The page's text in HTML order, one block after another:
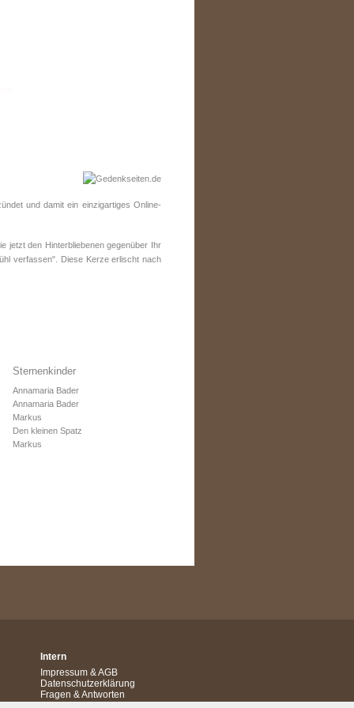
und damit ein einzigartiges Online-
jetzt den Hinterbliebenen gegenüber Ihr
verfassen". Diese Kerze erlischt nach
Sternenkinder
Annamaria Bader
Annamaria Bader
Markus
Den kleinen Spatz
Markus
Intern
Impressum &AGB
Datenschutzerklärung
Fragen & Antworten